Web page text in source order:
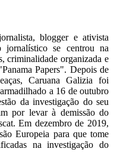
blogger e ativista
jornalístico se centrou na
criminalidade organizada e
Papers". Depois de
Caruana Galizia foi
a 16 de outubro
da investigação do seu
por levar à demissão do
Em dezembro de 2019,
Europeia para que tome
na investigação do